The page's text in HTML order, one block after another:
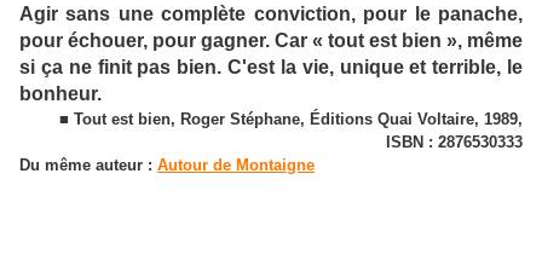
Agir sans une complète conviction, pour le panache,
pour échouer, pour gagner. Car « tout est bien », même
si ça ne finit pas bien. C'est la vie, unique et terrible, le
bonheur.
■ Tout est bien, Roger Stéphane, Éditions Quai Voltaire, 1989,
ISBN : 2876530333
Du même auteur : Autour de Montaigne